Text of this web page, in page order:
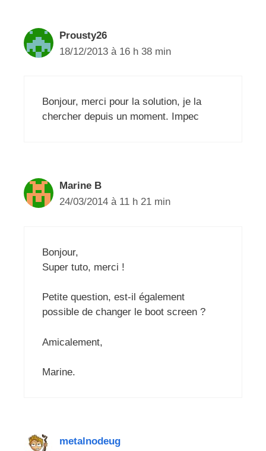
Prousty26
18/12/2013 à 16 h 38 min
Bonjour, merci pour la solution, je la
chercher depuis un moment. Impec
Marine B
24/03/2014 à 11 h 21 min
Bonjour,
Super tuto, merci !
Petite question, est-il également
possible de changer le boot screen ?
Amicalement,
Marine.
metalnodeug